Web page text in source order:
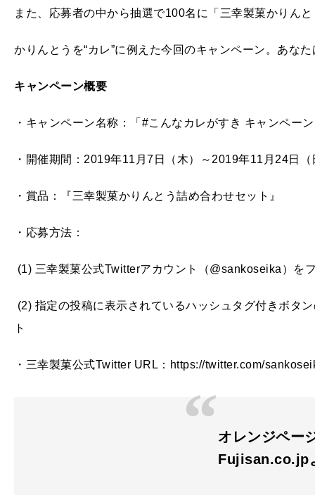
また、応募者の中から抽選で100名に「三幸製菓かりん
かりんとうを“カレ”に例えた今回のキャンペーン。あな
キャンペーン概要
・キャンペーン名称：「#こんなカレがすき キャンペー
・開催期間：2019年11月7日（木）～2019年11月24日
・賞品：『三幸製菓かりんとう詰め合わせセット』
・応募方法：
(1) 三幸製菓公式Twitterアカウント（@sankoseika）を
(2) 指定の投稿に表示されているハッシュタグ付きボタ
ト
・三幸製菓公式Twitter URL：https://twitter.com/
オレンジペー
Fujisan.co.jp